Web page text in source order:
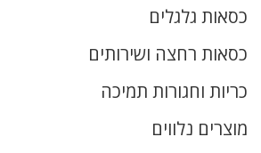
כסאות גלגלים
כסאות רחצה ושירותים
כריות וחגורות תמיכה
מוצרים נלווים